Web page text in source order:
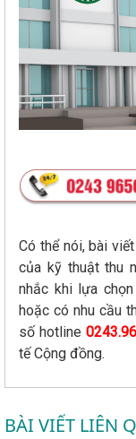
Có thể nói, bài
của kỹ thuật thu
nhắc khi lựa
hoặc có nhu cầu
số hotline
tế Cộng đồng.
BÀI VIẾT LIÊN